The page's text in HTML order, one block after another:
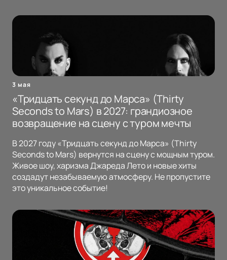
3 мая
«Тридцать секунд до Марса» (Thirty
Seconds to Mars) в 2027: грандиозное
возвращение на сцену с туром мечты
В 2027 году «Тридцать секунд до Марса» (Thirty
Seconds to Mars) вернутся на сцену с мощным туром.
Живое шоу, харизма Джареда Лето и новые хиты
создадут незабываемую атмосферу. Не пропустите
это уникальное событие!